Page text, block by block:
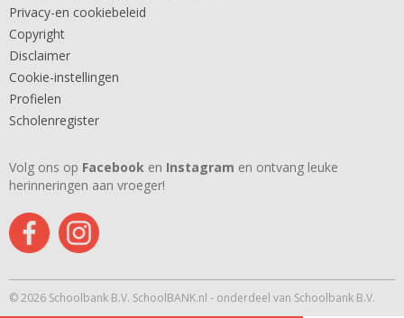
Privacy-en cookiebeleid
Copyright
Disclaimer
Cookie-instellingen
Profielen
Scholenregister
Volg ons op Facebook en Instagram en ontvang leuke
herinneringen aan vroeger!
© 2026 Schoolbank B.V. SchoolBANK.nl - onderdeel van Schoolbank B.V.